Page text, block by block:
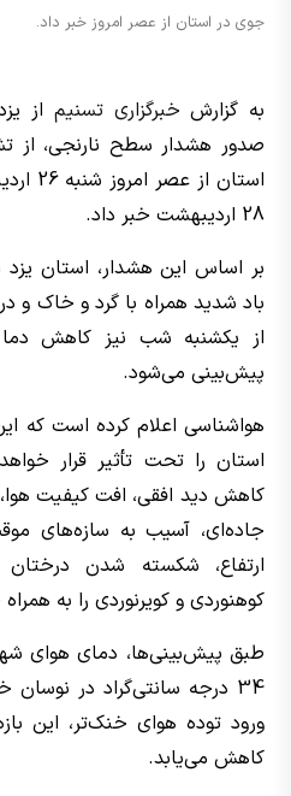
جوی در استان از عصر امروز خبر داد.
به گزارش خبرگزاری تسنیم از
صدور هشدار سطح نارنجی، از
28 اردیبهشت خبر داد.
بر اساس این هشدار، استان
باد شدید همراه با گرد و خاک و
از یکشنبه شب نیز کاهش
پیش‌بینی می‌شود.
هواشناسی اعلام کرده است که
استان را تحت تأثیر قرار
کاهش دید افقی، افت کیفیت
جاده‌ای، آسیب به سازه‌های
ارتفاع، شکسته شدن
کوهنوردی و کویرنوردی را به
34 درجه سانتی‌گراد در نوسان
کاهش می‌یابد.